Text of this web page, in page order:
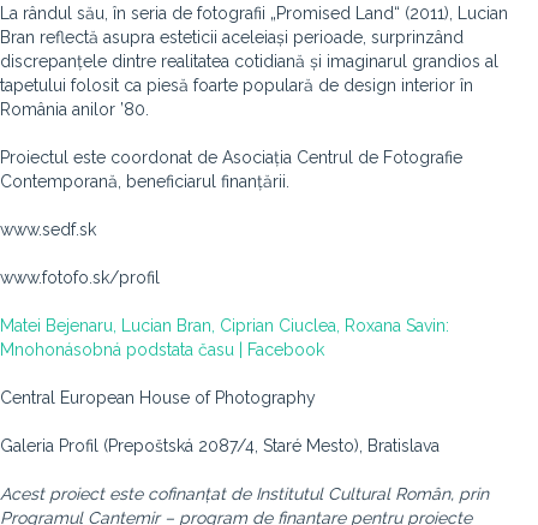
La rândul său, în seria de fotografii „Promised Land“ (2011), Lucian
Bran reflectă asupra esteticii aceleiași perioade, surprinzând
discrepanțele dintre realitatea cotidiană și imaginarul grandios al
tapetului folosit ca piesă foarte populară de design interior în
România anilor ’80.
Proiectul este coordonat de Asociația Centrul de Fotografie
Contemporană, beneficiarul finanțării.
www.sedf.sk
www.fotofo.sk/profil
Matei Bejenaru, Lucian Bran, Ciprian Ciuclea, Roxana Savin:
Mnohonásobná podstata času | Facebook
Central European House of Photography
Galeria Profil (Prepoštská 2087/4, Staré Mesto), Bratislava
Acest proiect este cofinanțat de Institutul Cultural Român, prin
Programul Cantemir – program de finanțare pentru proiecte